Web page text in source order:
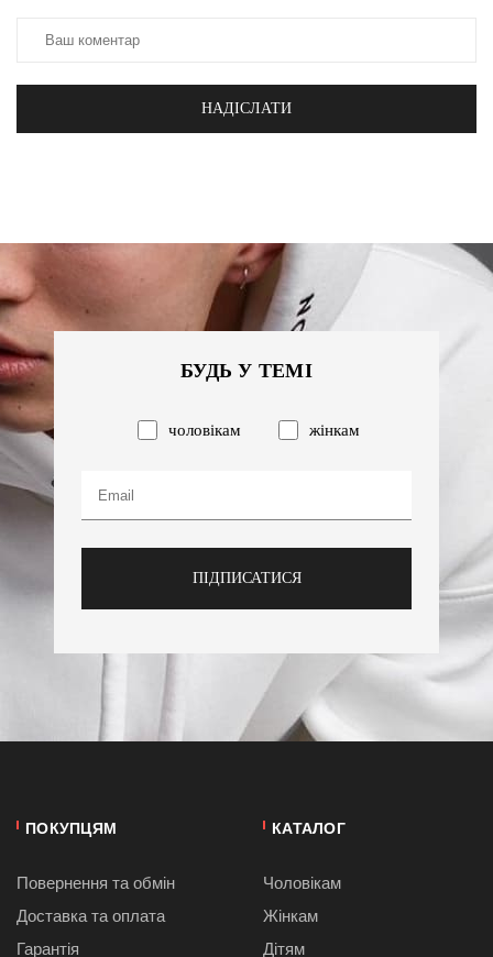
НАДІСЛАТИ
БУДЬ У ТЕМІ
чоловікам жінкам
ПІДПИСАТИСЯ
ПОКУПЦЯМ
Повернення та обмін
Доставка та оплата
Гарантія
КАТАЛОГ
Чоловікам
Жінкам
Дітям